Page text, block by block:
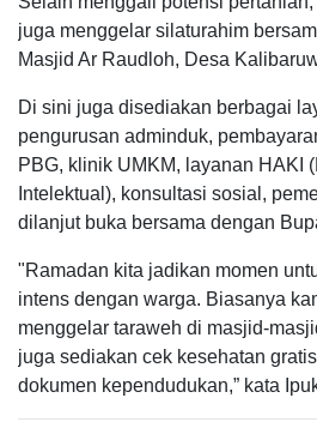
juga menggelar silaturahim
Masjid Ar Raudloh, Desa
Di sini juga disediakan berbagai
pengurusan adminduk,
PBG, klinik UMKM, layanan HAKI
Intelektual), konsultasi sosial,
dilanjut buka bersama dengan
"Ramadan kita jadikan momen
intens dengan warga. Biasanya
menggelar taraweh di masjid-
juga sediakan cek kesehatan
dokumen kependudukan,” kata